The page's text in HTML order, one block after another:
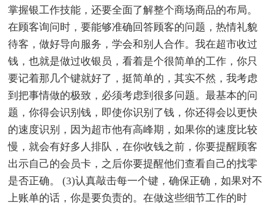
掌握银工作技能，还要全面了解整个商场商品的布局。
在顾客询问时，要能够准确回答顾客的问题，热情礼貌
待客，做好导向服务，学会和别人合作。我在超市收过
钱，也就是做过收银员，看着是个很简单的工作，你只
要记着那几个键就好了，挺简单的，其实不然，我考虑
到把事情做的极致，必须考虑到很多问题。最基本的问
题，你得会识别钱，即使你识别了钱，你还得会以更快
的速度识别，因为超市他有高峰期，如果你的速度比较
慢，就会有好多人排队，在你收钱之前，你要提醒顾客
出示自己的会员卡，之后你要提醒他们查看自己的找零
是否正确。 (3)认真敲击每一个键，确保正确，如果对不
上账单的话，你是要负责的。在做这些细节工作的时